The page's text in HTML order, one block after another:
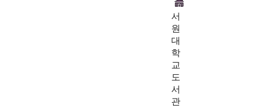
서
원
대
학
교
도
서
관